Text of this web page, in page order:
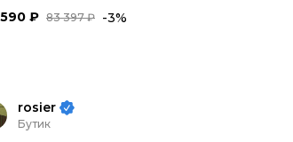
83 397 ₽
₽ -3%
rosier
Бутик